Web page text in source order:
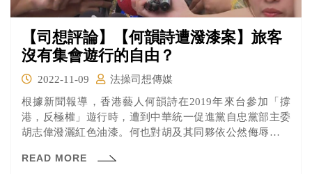
【司想評論】【何韻詩遭潑漆案】旅客
沒有集會遊行的自由？
2022-11-09
法操司想傳媒
根據新聞報導，香港藝人何韻詩在2019年來台參加「撐
港，反極權」遊行時，遭到中華統一促進黨自忠黨部主委
胡志偉潑灑紅色油漆。何也對胡及其同夥依公然侮辱、毀
成立毀損罪，判處有期徒刑3月，其餘同夥則皆無罪。案經
READ MORE